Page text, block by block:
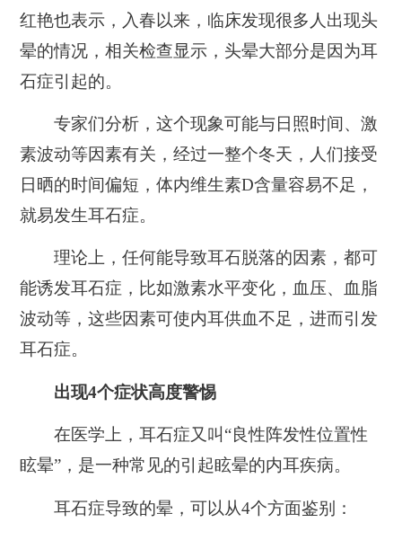
红艳也表示，入春以来，临床发现很多人出现头
晕的情况，相关检查显示，头晕大部分是因为耳
石症引起的。
专家们分析，这个现象可能与日照时间、激
素波动等因素有关，经过一整个冬天，人们接受
日晒的时间偏短，体内维生素D含量容易不足，
就易发生耳石症。
理论上，任何能导致耳石脱落的因素，都可
能诱发耳石症，比如激素水平变化，血压、血脂
波动等，这些因素可使内耳供血不足，进而引发
耳石症。
出现4个症状高度警惕
在医学上，耳石症又叫“良性阵发性位置性
眩晕”，是一种常见的引起眩晕的内耳疾病。
耳石症导致的晕，可以从4个方面鉴别：